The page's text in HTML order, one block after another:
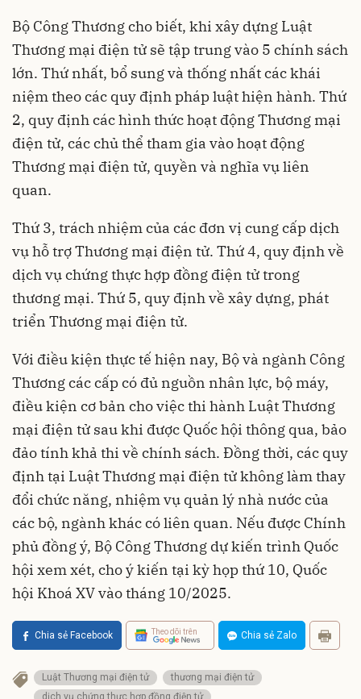
Bộ Công Thương cho biết, khi xây dựng Luật
Thương mại điện tử sẽ tập trung vào 5 chính sách
lớn. Thứ nhất, bổ sung và thống nhất các khái
niệm theo các quy định pháp luật hiện hành. Thứ
2, quy định các hình thức hoạt động Thương mại
điện tử, các chủ thể tham gia vào hoạt động
Thương mại điện tử, quyền và nghĩa vụ liên
quan.
Thứ 3, trách nhiệm của các đơn vị cung cấp dịch
vụ hỗ trợ Thương mại điện tử. Thứ 4, quy định về
dịch vụ chứng thực hợp đồng điện tử trong
thương mại. Thứ 5, quy định về xây dựng, phát
triển Thương mại điện tử.
Với điều kiện thực tế hiện nay, Bộ và ngành Công
Thương các cấp có đủ nguồn nhân lực, bộ máy,
điều kiện cơ bản cho việc thi hành Luật Thương
mại điện tử sau khi được Quốc hội thông qua, bảo
đảo tính khả thi về chính sách. Đồng thời, các quy
định tại Luật Thương mại điện tử không làm thay
đổi chức năng, nhiệm vụ quản lý nhà nước của
các bộ, ngành khác có liên quan. Nếu được Chính
phủ đồng ý, Bộ Công Thương dự kiến trình Quốc
hội xem xét, cho ý kiến tại kỳ họp thứ 10, Quốc
hội Khoá XV vào tháng 10/2025.
Chia sẻ Facebook Theo dõi trên Chia sẻ Zalo
Luật Thương mại điện tử
thương mại điện tử